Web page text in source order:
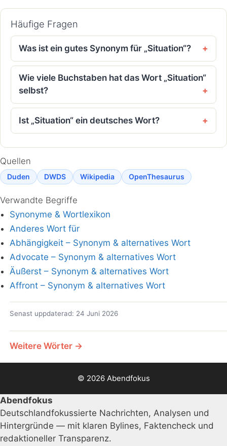
Häufige Fragen
Was ist ein gutes Synonym für „Situation“?
Wie viele Buchstaben hat das Wort „Situation“
selbst?
Ist „Situation“ ein deutsches Wort?
Quellen
Duden DWDS Wikipedia OpenThesaurus
Verwandte Begriffe
Synonyme & Wortlexikon
Anderes Wort für
Abhängigkeit – Synonym & alternatives Wort
Advocate – Synonym & alternatives Wort
Äußerst – Synonym & alternatives Wort
Affront – Synonym & alternatives Wort
Senast uppdaterad: 24 Juni 2026
Weitere Wörter →
© 2026 Abendfokus
Abendfokus
Deutschlandfokussierte Nachrichten, Analysen und
Hintergründe — mit klaren Bylines, Faktencheck und
redaktioneller Transparenz.